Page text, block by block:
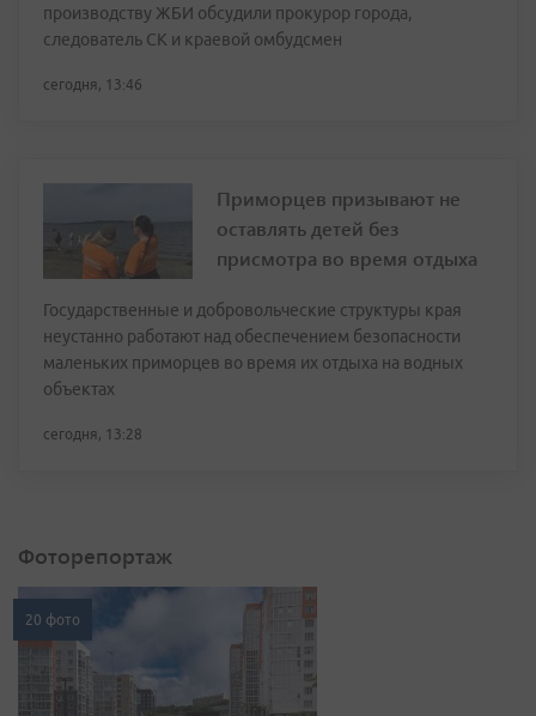
производству ЖБИ обсудили прокурор города,
следователь СК и краевой омбудсмен
сегодня, 13:46
Приморцев призывают не
оставлять детей без
присмотра во время отдыха
Государственные и добровольческие структуры края
неустанно работают над обеспечением безопасности
маленьких приморцев во время их отдыха на водных
объектах
сегодня, 13:28
Фоторепортаж
20 фото